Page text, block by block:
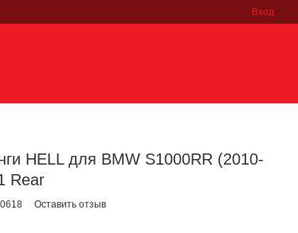
Вход
HELL для BMW S1000RR (2010-
Rear
Оставить отзыв